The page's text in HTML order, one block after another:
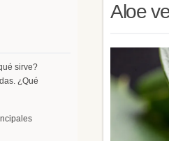
Aloe
sirve?
¿Qué